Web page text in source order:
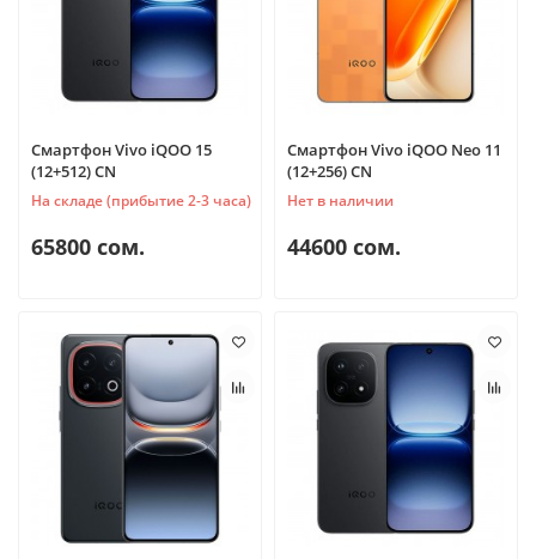
Смартфон Vivo iQOO 15
(12+512) CN
На складе (прибытие 2-3 часа)
65800 сом.
Смартфон Vivo iQOO Neo 11
(12+256) CN
Нет в наличии
44600 сом.